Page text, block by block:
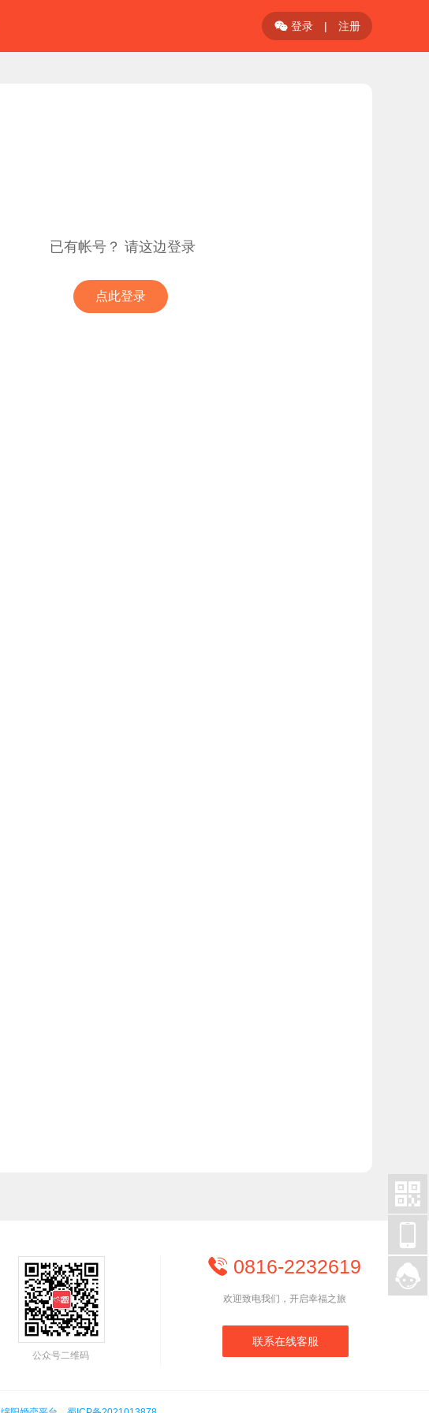
登录 | 注册
已有帐号？ 请这边登录
点此登录
公众号二维码
 0816-2232619
欢迎致电我们，开启幸福之旅
联系在线客服

